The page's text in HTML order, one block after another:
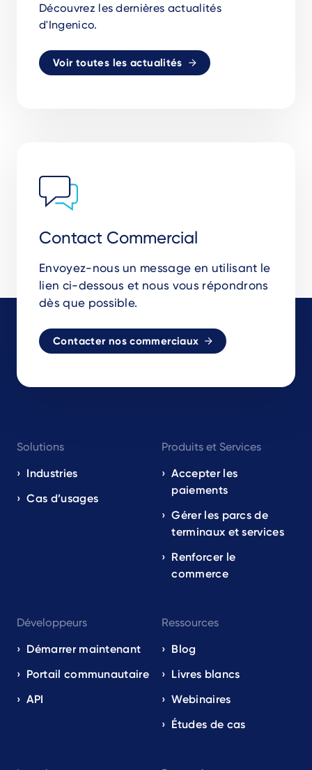
Découvrez les dernières actualités
d'Ingenico.
Voir toutes les actualités
Contact Commercial
Envoyez-nous un message en utilisant le
lien ci-dessous et nous vous répondrons
dès que possible.
Contacter nos commerciaux
navigation
EN
Solutions
Industries
Cas d’usages
Produits et Services
Accepter les
paiements
Gérer les parcs de
terminaux et services
Renforcer le
commerce
Développeurs
Démarrer maintenant
Portail communautaire
API
Ressources
Blog
Livres blancs
Webinaires
Études de cas